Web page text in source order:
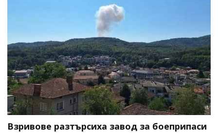
Взривове разтърсиха завод за боеприпаси